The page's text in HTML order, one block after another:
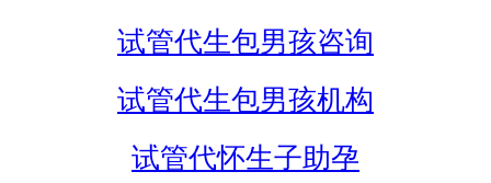
试管代生包男孩咨询
试管代生包男孩机构
试管代怀生子助孕